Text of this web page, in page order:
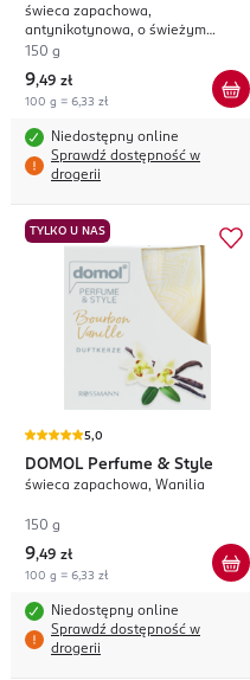
świeca zapachowa,
antynikotynowa, o świeżym
zapachu
150 g
9,49 zł
100 g = 6,33 zł
Niedostępny online
Sprawdź dostępność w
drogerii
TYLKO U NAS
5,0
DOMOL Perfume & Style
świeca zapachowa, Wanilia
150 g
9,49 zł
100 g = 6,33 zł
Niedostępny online
Sprawdź dostępność w
drogerii